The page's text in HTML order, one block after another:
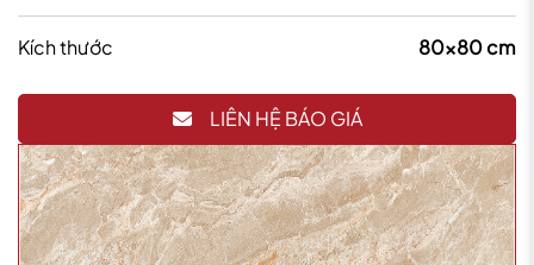
Kích thước 80x80 cm
LIÊN HỆ BÁO GIÁ